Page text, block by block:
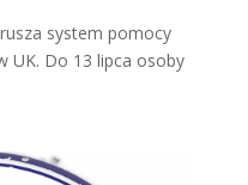
system pomocy
UK. Do 13 lipca osoby